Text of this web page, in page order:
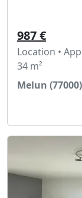
987 €
Location •
34 m²
Melun (77000)